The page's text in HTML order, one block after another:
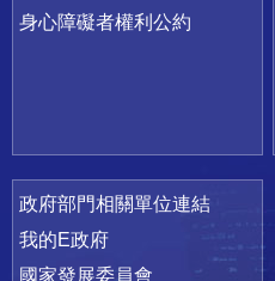
身心障礙者權利公約
政府部門相關單位連結
我的E政府
國家發展委員會